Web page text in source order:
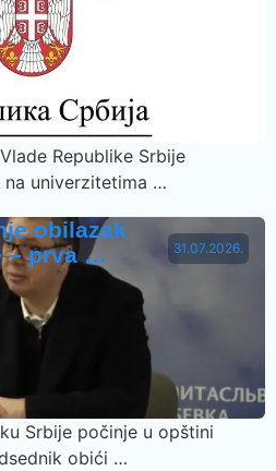
Republike Srbije
univerzitetima …
31.07.2026.
obilazak
– prva …
Srbije počinje u opštini
obići …